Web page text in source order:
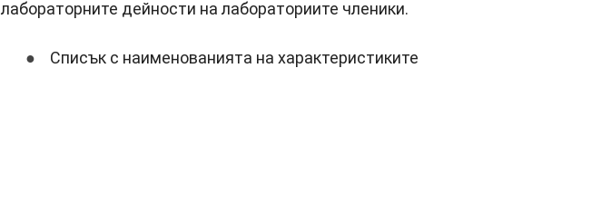
лабораторните дейности на лабораториите членики.
Списък с наименованията на характеристиките